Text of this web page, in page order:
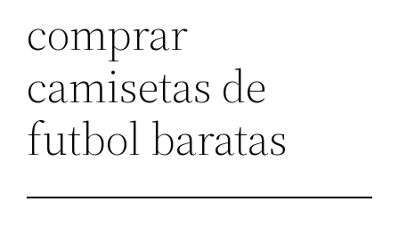
comprar
camisetas de
futbol baratas